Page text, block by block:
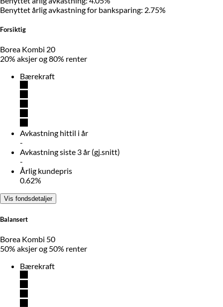
Benyttet årlig avkastning for banksparing: 2.75%
Forsiktig
Borea Kombi 20
20% aksjer og 80% renter
Bærekraft
Avkastning hittil i år
-
Avkastning siste 3 år (gj.snitt)
-
Årlig kundepris
0.62%
Vis fondsdetaljer
Balansert
Borea Kombi 50
50% aksjer og 50% renter
Bærekraft